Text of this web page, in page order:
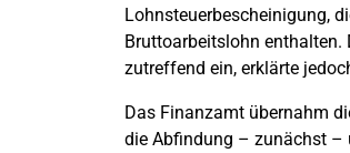
Lohnsteuerbescheinigung,
Bruttoarbeitslohn enthalten.
zutreffend ein, erklärte
Das Finanzamt übernahm
die Abfindung – zunächst –